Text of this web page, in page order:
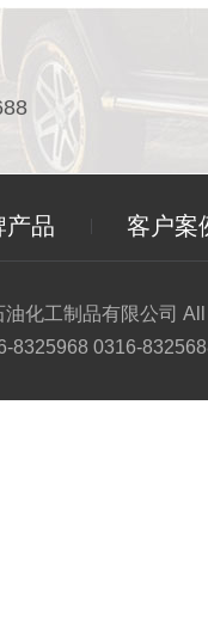
产品 客户案
化工制品有限公司
8325968 0316-